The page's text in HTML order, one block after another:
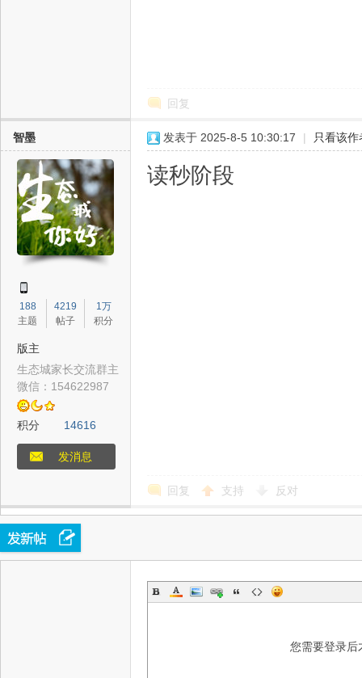
回复
智墨
188
主题
4219
帖子
1万
积分
版主
生态城家长交流群主
微信：154622987
积分 14616
发消息
发表于 2025-8-5 10:30:17 | 只看该作
读秒阶段
回复 支持 反对
您需要登录